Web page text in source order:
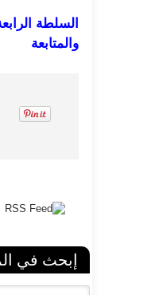
السلطة
والمتابعة
إبحث في